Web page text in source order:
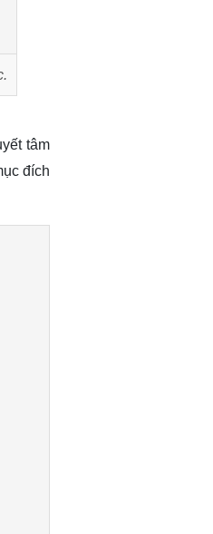
tâm
đích